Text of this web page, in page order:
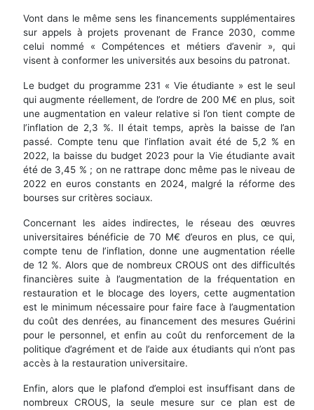
Vont dans le même sens les financements supplémentaires
sur appels à projets provenant de France 2030, comme
celui nommé « Compétences et métiers d’avenir », qui
visent à conformer les universités aux besoins du patronat.
Le budget du programme 231 « Vie étudiante » est le seul
qui augmente réellement, de l’ordre de 200 M€ en plus, soit
une augmentation en valeur relative si l’on tient compte de
l’inflation de 2,3 %. Il était temps, après la baisse de l’an
passé. Compte tenu que l’inflation avait été de 5,2 % en
2022, la baisse du budget 2023 pour la Vie étudiante avait
été de 3,45 % ; on ne rattrape donc même pas le niveau de
2022 en euros constants en 2024, malgré la réforme des
bourses sur critères sociaux.
Concernant les aides indirectes, le réseau des œuvres
universitaires bénéficie de 70 M€ d’euros en plus, ce qui,
compte tenu de l’inflation, donne une augmentation réelle
de 12 %. Alors que de nombreux CROUS ont des difficultés
financières suite à l’augmentation de la fréquentation en
restauration et le blocage des loyers, cette augmentation
est le minimum nécessaire pour faire face à l’augmentation
du coût des denrées, au financement des mesures Guérini
pour le personnel, et enfin au coût du renforcement de la
politique d’agrément et de l’aide aux étudiants qui n’ont pas
accès à la restauration universitaire.
Enfin, alors que le plafond d’emploi est insuffisant dans de
nombreux CROUS, la seule mesure sur ce plan est de